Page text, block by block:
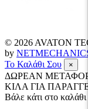
© 2026 AVATON
by NETMECHANICS
Το Καλάθι Σου
×
ΔΩΡΕΑΝ
ΚΙΛΑ ΓΙΑ
Βάλε κάτι στο